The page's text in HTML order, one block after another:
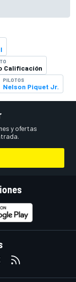
Calificación
PILOTOS
Nelson Piquet Jr.
y ofertas